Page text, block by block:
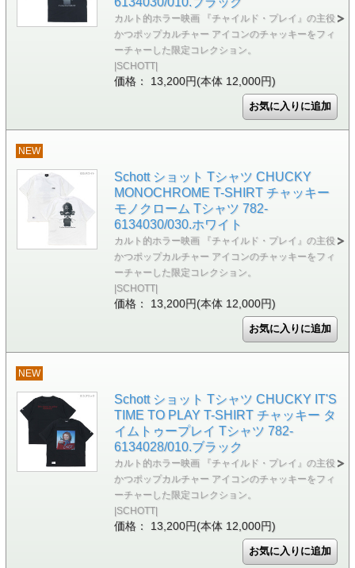
カルト的ホラー映画 『チャイルド・プレイ』の主役
かつポップカルチャー アイコンのチャッキーをフィ
ーチャーした限定コレクション。
|SCHOTT|
価格： 13,200円(本体 12,000円)
NEW
Schott ショット Tシャツ CHUCKY
MONOCHROME T-SHIRT チャッキー
モノクローム Tシャツ 782-
6134030/030.ホワイト
カルト的ホラー映画 『チャイルド・プレイ』の主役
かつポップカルチャー アイコンのチャッキーをフィ
ーチャーした限定コレクション。
|SCHOTT|
価格： 13,200円(本体 12,000円)
NEW
Schott ショット Tシャツ CHUCKY IT'S
TIME TO PLAY T-SHIRT チャッキー タ
イムトゥープレイ Tシャツ 782-
6134028/010.ブラック
カルト的ホラー映画 『チャイルド・プレイ』の主役
かつポップカルチャー アイコンのチャッキーをフィ
ーチャーした限定コレクション。
|SCHOTT|
価格： 13,200円(本体 12,000円)